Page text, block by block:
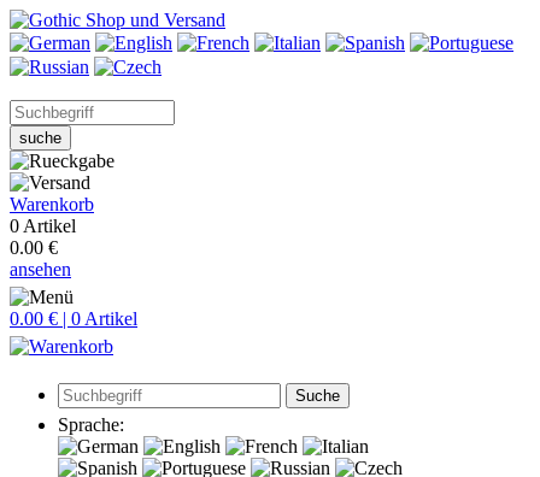
suche
Warenkorb
0 Artikel
0.00 €
ansehen
0.00 € | 0 Artikel
Suche
Sprache: